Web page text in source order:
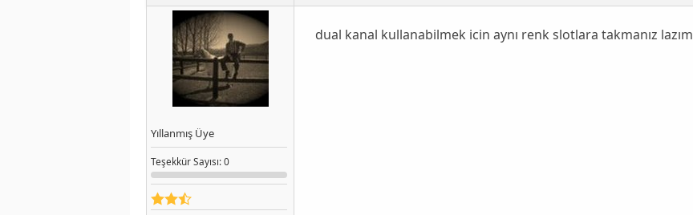
Yıllanmış Üye
TeşekkürSayısı: 0
dual kanal kullanabilmek icin aynı renk slotlara takmanız lazım